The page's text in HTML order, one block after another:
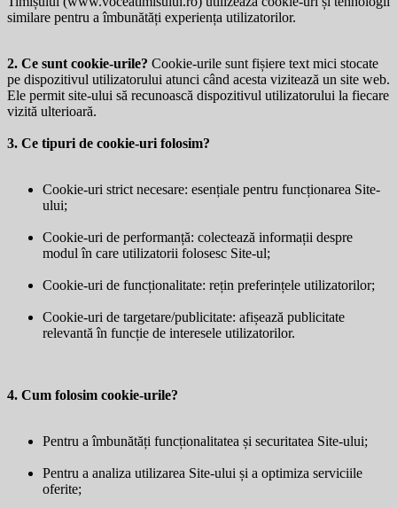
similare pentru a îmbunătăți experiența utilizatorilor.
2. Ce sunt cookie-urile? Cookie-urile sunt fișiere text mici stocate
pe dispozitivul utilizatorului atunci când acesta vizitează un site web.
Ele permit site-ului să recunoască dispozitivul utilizatorului la fiecare
vizită ulterioară.
3. Ce tipuri de cookie-uri folosim?
Cookie-uri strict necesare: esențiale pentru funcționarea Site-
ului;
Cookie-uri de performanță: colectează informații despre
modul în care utilizatorii folosesc Site-ul;
Cookie-uri de funcționalitate: rețin preferințele utilizatorilor;
Cookie-uri de targetare/publicitate: afișează publicitate
relevantă în funcție de interesele utilizatorilor.
4. Cum folosim cookie-urile?
Pentru a îmbunătăți funcționalitatea și securitatea Site-ului;
Pentru a analiza utilizarea Site-ului și a optimiza serviciile
oferite;